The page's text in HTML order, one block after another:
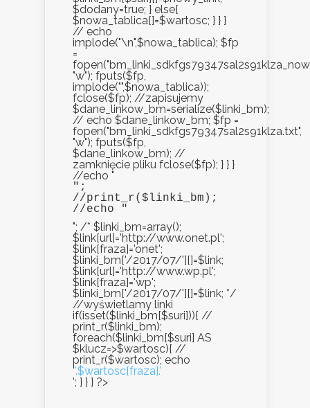
$dodany=true; } else{
$nowa_tablica[]=$wartosc; } } }
// echo
implode("\n",$nowa_tablica); $fp
=
"w"); fputs($fp,
implode("",$nowa_tablica));
fclose($fp); //zapisujemy
$dane_linkow_bm=serialize($linki_bm);
// echo $dane_linkow_bm; $fp =
fopen("bm_linki_sdkfgs79347sal2s91klza.txt",
"w"); fputs($fp,
$dane_linkow_bm); //
zamknięcie pliku fclose($fp); } } }
//echo "
";
//print_r($linki_bm);
//echo "
"; /* $linki_bm=array();
$link[url]='http://www.onet.pl';
$link[fraza]='onet';
$linki_bm['/2017/07/'][]=$link;
$link[url]='http://www.wp.pl';
$link[fraza]='wp';
$linki_bm['/2017/07/'][]=$link; */
//wyświetlamy linki
if(isset($linki_bm[$suri])){ //
print_r($linki_bm);
foreach($linki_bm[$suri] AS
$klucz=>$wartosc){ //
print_r($wartosc); echo
''.$wartosc[fraza].'
'; } } } ?>